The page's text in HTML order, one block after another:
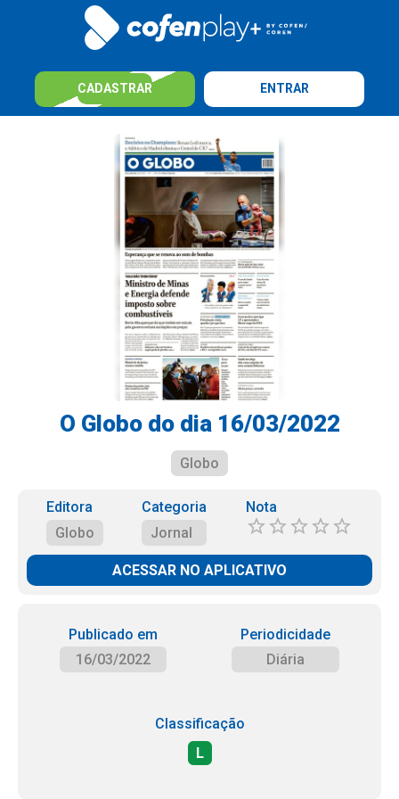
CADASTRAR ENTRAR
O Globo do dia 16/03/2022
Globo
Editora
Globo
Categoria
Jornal
Nota
ACESSAR NO APLICATIVO
Publicado em
16/03/2022
Periodicidade
Diária
Classificação
L